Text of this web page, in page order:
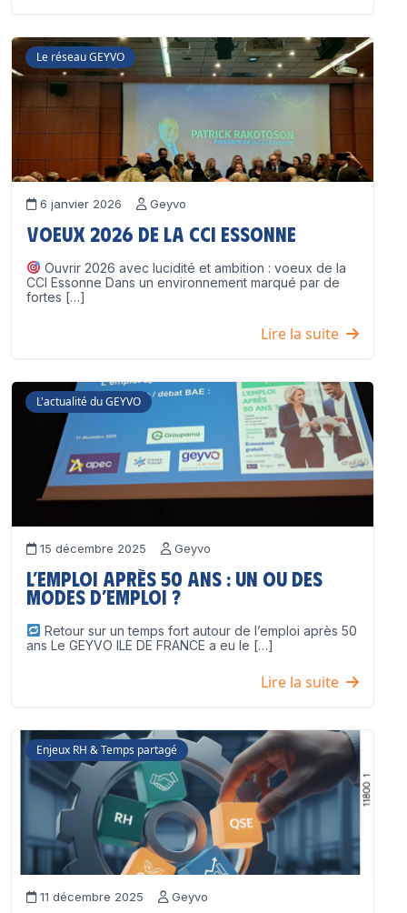
Le réseau GEYVO
6 janvier 2026 Geyvo
Voeux 2026 de la CCI Essonne
Ouvrir 2026 avec lucidité et ambition : voeux de la
CCI Essonne Dans un environnement marqué par de
fortes […]
Lire la suite
L'actualité du GEYVO
15 décembre 2025 Geyvo
L’emploi après 50 ans : un ou des
modes d’emploi ?
Retour sur un temps fort autour de l’emploi après 50
ans Le GEYVO ILE DE FRANCE a eu le […]
Lire la suite
Enjeux RH & Temps partagé
11 décembre 2025 Geyvo